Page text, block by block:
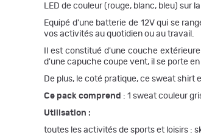
LED de couleur (rouge, blanc, bleu) sur
Equipé d'une batterie de 12V qui se
vos activités au quotidien ou au travail.
Il est constitué d'une couche
d'une capuche coupe vent, il se porte
De plus, le coté pratique, ce sweat shirt
Ce pack comprend : 1 sweat couleur
Utilisation :
toutes les activités de sports et loisirs :